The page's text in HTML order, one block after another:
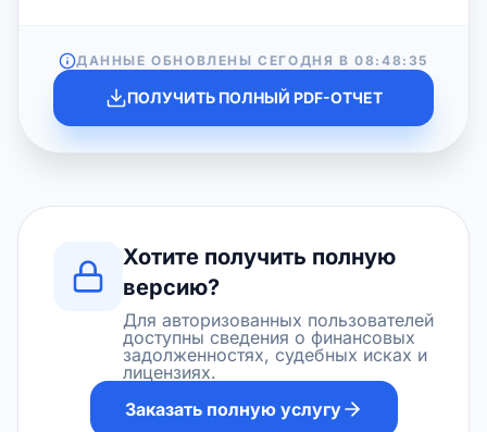
ДАННЫЕ ОБНОВЛЕНЫ СЕГОДНЯ В08:48:35
ПОЛУЧИТЬ ПОЛНЫЙ PDF-ОТЧЕТ
Хотите получить полную
версию?
Для авторизованных пользователей
доступны сведения о финансовых
задолженностях, судебных исках и
лицензиях.
Заказать полную услугу